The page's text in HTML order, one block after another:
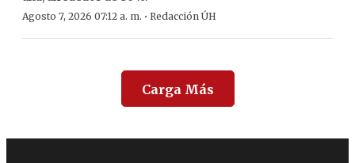
Agosto 7, 2026 07:12 a. m. · Redacción ÚH
Carga Más